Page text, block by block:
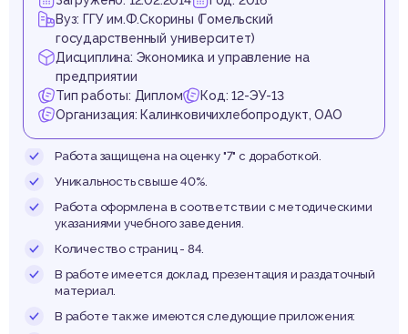
Вуз: ГГУ им.Ф.Скорины (Гомельский
государственный университет)
Дисциплина: Экономика и управление на
предприятии
Тип работы: Диплом
Код: 12-ЭУ-13
Организация: Калинковичихлебопродукт, ОАО
Работа защищена на оценку "7" с доработкой.
Уникальность свыше 40%.
Работа оформлена в соответствии с методическими
указаниями учебного заведения.
Количество страниц - 84.
В работе имеется доклад, презентация и раздаточный
материал.
В работе также имеются следующие приложения: